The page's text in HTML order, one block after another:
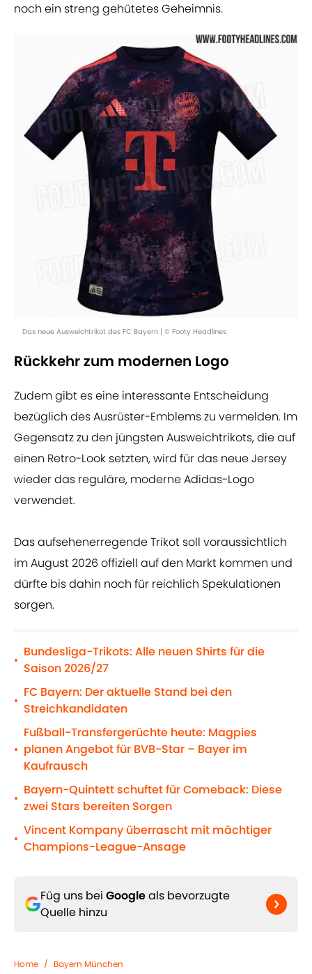
noch ein streng gehütetes Geheimnis.
Das neue Ausweichtrikot des FC Bayern | © Footy Headlines
Rückkehr zum modernen Logo
Zudem gibt es eine interessante Entscheidung
bezüglich des Ausrüster-Emblems zu vermelden. Im
Gegensatz zu den jüngsten Ausweichtrikots, die auf
einen Retro-Look setzten, wird für das neue Jersey
wieder das reguläre, moderne Adidas-Logo
verwendet.
Das aufsehenerregende Trikot soll voraussichtlich
im August 2026 offiziell auf den Markt kommen und
dürfte bis dahin noch für reichlich Spekulationen
sorgen.
•
Bundesliga-Trikots: Alle neuen Shirts für die
Saison 2026/27
•
FC Bayern: Der aktuelle Stand bei den
Streichkandidaten
•
Fußball-Transfergerüchte heute: Magpies
planen Angebot für BVB-Star – Bayer im
Kaufrausch
•
Bayern-Quintett schuftet für Comeback: Diese
zwei Stars bereiten Sorgen
•
Vincent Kompany überrascht mit mächtiger
Champions-League-Ansage
Füg uns bei Googleals bevorzugte
Quelle hinzu
Home / Bayern München